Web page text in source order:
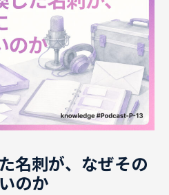
名刺が、なぜその
のか